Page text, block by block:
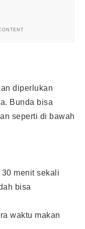
diperlukan
Bunda bisa
seperti di bawah
menit sekali
bisa
waktu makan